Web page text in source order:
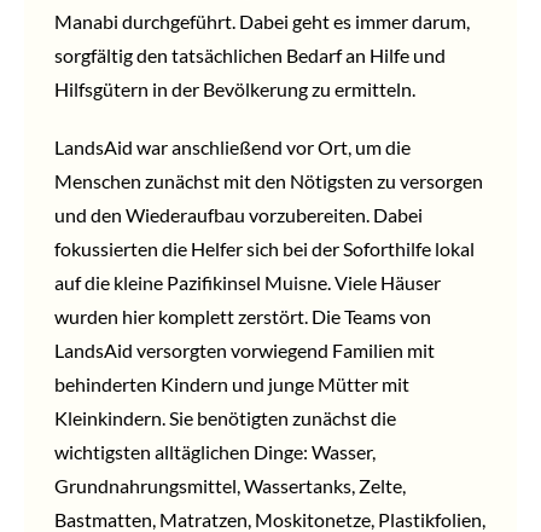
Manabi durchgeführt. Dabei geht es immer darum,
sorgfältig den tatsächlichen Bedarf an Hilfe und
Hilfsgütern in der Bevölkerung zu ermitteln.
LandsAid war anschließend vor Ort, um die
Menschen zunächst mit den Nötigsten zu versorgen
und den Wiederaufbau vorzubereiten. Dabei
fokussierten die Helfer sich bei der Soforthilfe lokal
auf die kleine Pazifikinsel Muisne. Viele Häuser
wurden hier komplett zerstört. Die Teams von
LandsAid versorgten vorwiegend Familien mit
behinderten Kindern und junge Mütter mit
Kleinkindern. Sie benötigten zunächst die
wichtigsten alltäglichen Dinge: Wasser,
Grundnahrungsmittel, Wassertanks, Zelte,
Bastmatten, Matratzen, Moskitonetze, Plastikfolien,